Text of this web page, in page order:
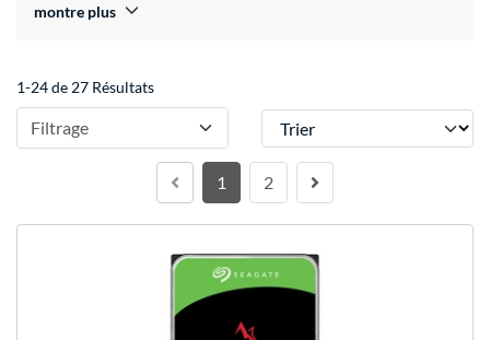
montre plus
1-24 de 27 Résultats
Filtrage Trier
1 2